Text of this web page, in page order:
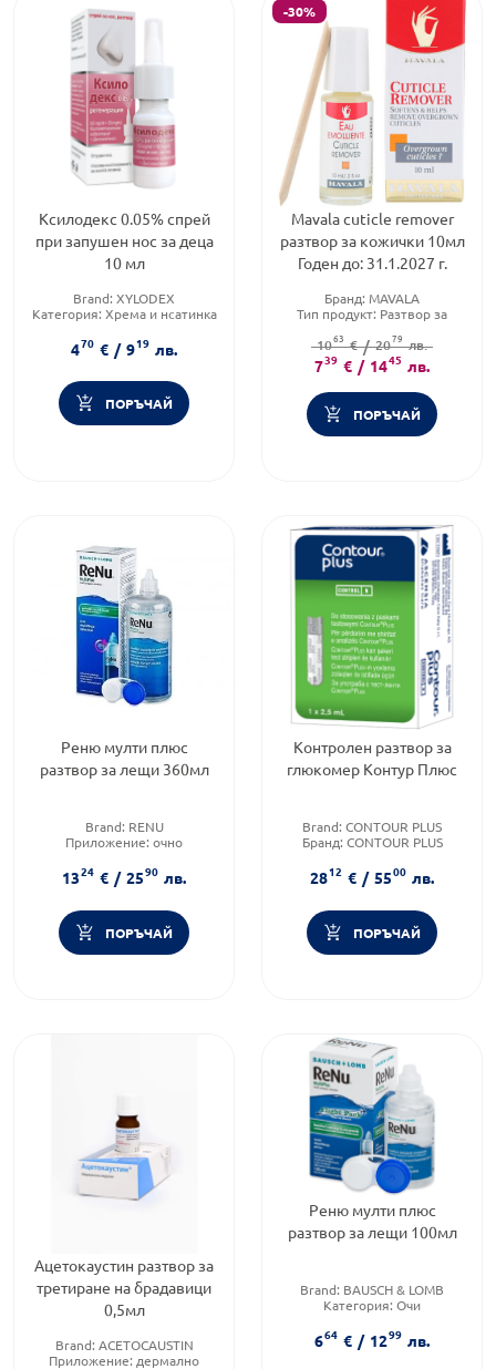
Ксилодекс 0.05% спрей
при запушен нос за деца
10 мл
Brand: XYLODEX
Категория: Хрема и нсатинка
Форма на продукта:спрей
470 € / 919 лв.
ПОРЪЧАЙ
-30%
Mavala cuticle remover
разтвор за кожички 10мл
Годен до: 31.1.2027 г.
Бранд: MAVALA
Тип продукт: Разтвор за
Brand:MAVALA
1063 € / 2079 лв.
739 € / 1445 лв.
ПОРЪЧАЙ
Реню мулти плюс
разтвор за лещи 360мл
Brand: RENU
Приложение: очно
1324 € / 2590 лв.
ПОРЪЧАЙ
Контролен разтвор за
глюкомер Контур Плюс
Brand: CONTOUR PLUS
Бранд: CONTOUR PLUS
кръвна захар
2812 € / 5500 лв.
ПОРЪЧАЙ
Ацетокаустин разтвор за
третиране на брадавици
0,5мл
Brand: ACETOCAUSTIN
Приложение: дермално
Реню мулти плюс
разтвор за лещи 100мл
Brand: BAUSCH & LOMB
Категория: Очи
664 € / 1299 лв.